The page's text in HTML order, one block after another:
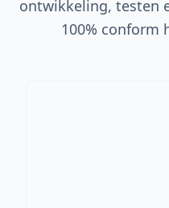
ontwikkeling, testen
100% conform